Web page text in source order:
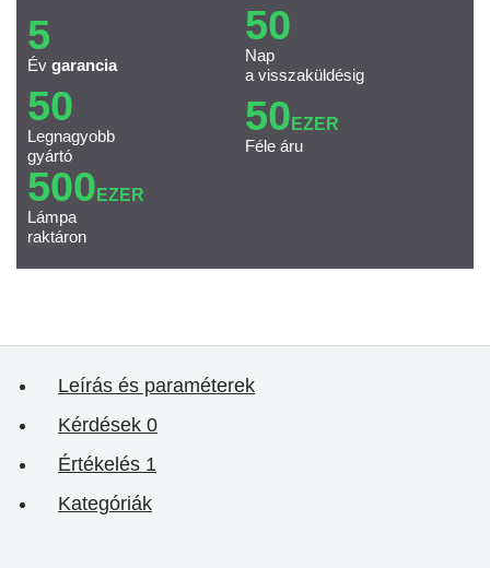
5
Év garancia
50
Nap
a visszaküldésig
50
Legnagyobb
gyártó
50 EZER
Féle áru
500 EZER
Lámpa
raktáron
Leírás és paraméterek
Kérdések 0
Értékelés 1
Kategóriák